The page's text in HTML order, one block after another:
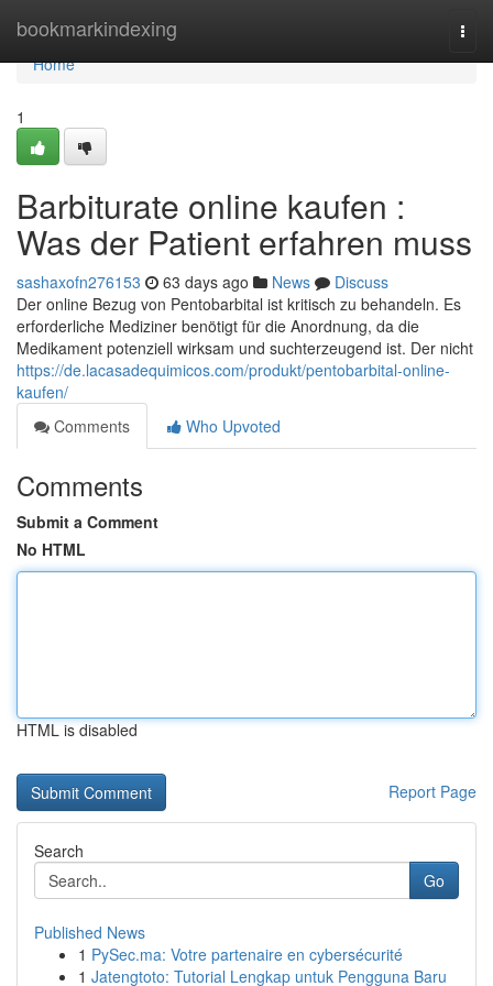
bookmarkindexing
Home
Home
1
Barbiturate online kaufen :
Was der Patient erfahren muss
sashaxofn276153 63 days ago News
Discuss
Der online Bezug von Pentobarbital ist kritisch zu behandeln. Es
erforderliche Mediziner benötigt für die Anordnung, da die
Medikament potenziell wirksam und suchterzeugend ist. Der nicht
https://de.lacasadequimicos.com/produkt/pentobarbital-online-
kaufen/
Comments
Who Upvoted
Comments
Submit a Comment
No HTML
HTML is disabled
Report Page
Search
Go
Published News
1 PySec.ma: Votre partenaire en cybersécurité
1 Jatengtoto: Tutorial Lengkap untuk Pengguna Baru